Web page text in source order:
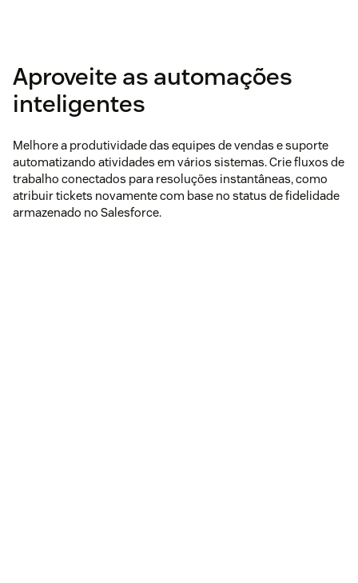
Aproveite as automações
inteligentes
Melhore a produtividade das equipes de vendas e suporte
automatizando atividades em vários sistemas. Crie fluxos de
trabalho conectados para resoluções instantâneas, como
atribuir tickets novamente com base no status de fidelidade
armazenado no Salesforce.